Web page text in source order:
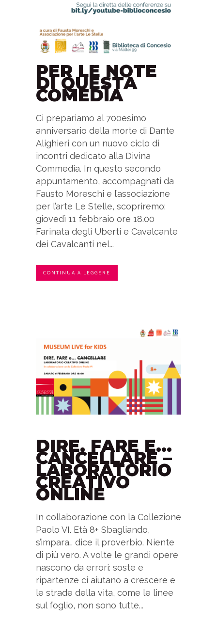
PER LE NOTE
DI QUESTA
COMEDÌA
Ci prepariamo al 700esimo
anniversario della morte di Dante
Alighieri con un nuovo ciclo di
incontri dedicato alla Divina
Commedia. In questo secondo
appuntamento, accompagnati da
Fausto Moreschi e l’associazione
per l’arte Le Stelle, scopriremo:
giovedì 11 febbraio ore 18.00
Farinata degli Uberti e Cavalcante
dei Cavalcanti nel...
CONTINUA A LEGGERE
DIRE, FARE E…
CANCELLARE –
LABORATORIO
CREATIVO
ONLINE
In collaborazione con la Collezione
Paolo VI. Età 8+ Sbagliando,
s’impara… dice il proverbio. Niente
di più vero. A volte le grandi opere
nascono da errori: soste e
ripartenze ci aiutano a crescere e
le strade della vita, come le linee
sul foglio, non sono tutte...